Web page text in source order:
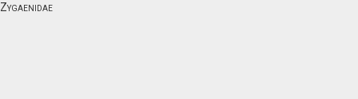
Zygaenidae